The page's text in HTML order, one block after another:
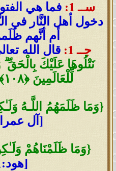
ســ 1:
فما هي
دخول أهل النَّار في
أم أنَّهم
جــ 1:
قال الله
نَتْلُوهَا عَلَيْكَ بِالْحَقِّ
لِّلْعَالَمِينَ ﴿١٠٨﴾}
{وَمَا ظَلَمَهُمُ اللَّـهُ
[آل
{وَمَا ظَلَمْنَاهُمْ
[هود:101].